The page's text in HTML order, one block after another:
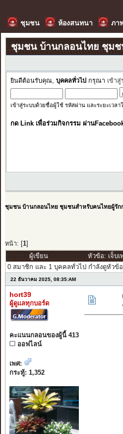
ชุมชน ห้องสนทนา ภา
ชุมชน บ้านกลอนไทย ชุม
ยินดีต้อนรับคุณ, บุคคลทั่วไป กรุณา เข้าสู่
เข้าสู่ระบบด้วยชื่อผู้ใช้ รหัสผ่าน และระยะเวล
กด Link เพื่อร่วมกิจกรรม ผ่าน
ชุมชน บ้านกลอนไทย ชุมชนสำหรับคนไทยผู้รัก
หน้า: [ 1]
ผู้เขียน
หัวข้อ: เจ็บเ
0 สมาชิก และ 1 บุคคลทั่วไป กำลังดูหัวข้
22 ธันวาคม 2025, 08:35:AM
hort39
ผู้ดูแลทุกบอร์ด
คะแนนกลอนของผู้นี้ 413
ออฟไลน์
เพศ:
กระทู้: 1,352